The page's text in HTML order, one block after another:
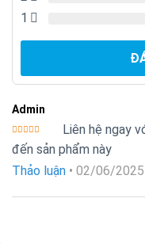
1
Admin
Được xếp
hạng 55
Liên hệ ngay
đến sản phẩm này
Thảo luận • 02/06/2025